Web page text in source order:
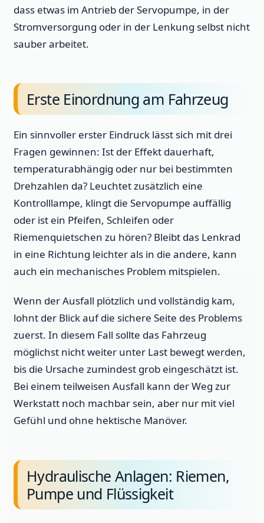
dass etwas im Antrieb der Servopumpe, in der
Stromversorgung oder in der Lenkung selbst nicht
sauber arbeitet.
Erste Einordnung am Fahrzeug
Ein sinnvoller erster Eindruck lässt sich mit drei
Fragen gewinnen: Ist der Effekt dauerhaft,
temperaturabhängig oder nur bei bestimmten
Drehzahlen da? Leuchtet zusätzlich eine
Kontrolllampe, klingt die Servopumpe auffällig
oder ist ein Pfeifen, Schleifen oder
Riemenquietschen zu hören? Bleibt das Lenkrad
in eine Richtung leichter als in die andere, kann
auch ein mechanisches Problem mitspielen.
Wenn der Ausfall plötzlich und vollständig kam,
lohnt der Blick auf die sichere Seite des Problems
zuerst. In diesem Fall sollte das Fahrzeug
möglichst nicht weiter unter Last bewegt werden,
bis die Ursache zumindest grob eingeschätzt ist.
Bei einem teilweisen Ausfall kann der Weg zur
Werkstatt noch machbar sein, aber nur mit viel
Gefühl und ohne hektische Manöver.
Hydraulische Anlagen: Riemen,
Pumpe und Flüssigkeit